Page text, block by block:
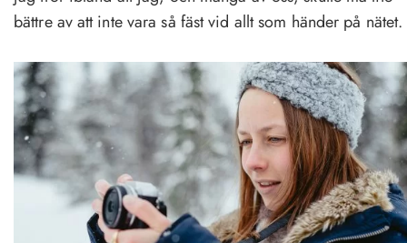
bättre av att inte vara så fäst vid allt som händer på nätet.